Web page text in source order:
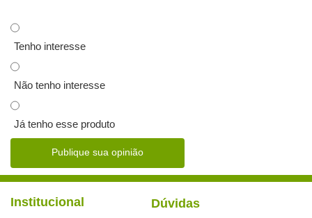
Tenho interesse
Não tenho interesse
Já tenho esse produto
Publique sua opinião
Institucional Dúvidas